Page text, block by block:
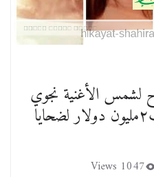
الأغنية نجوي
كرم: هو صحيح اتبرعتي ب٢مليون دولار لضحايا
1047 Views